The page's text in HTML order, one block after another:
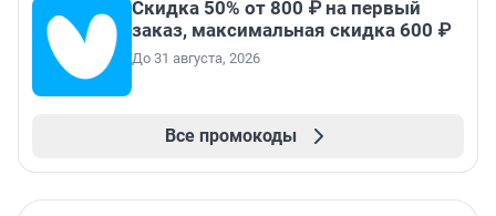
Скидка 50% от 800 ₽ на первый
заказ, максимальная скидка 600 ₽
До 31 августа, 2026
Все промокоды